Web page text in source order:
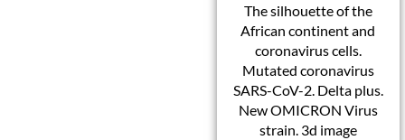
The silhouette of the
African continent and
coronavirus cells.
Mutated coronavirus
SARS-CoV-2. Delta plus.
New OMICRON Virus
strain. 3d image